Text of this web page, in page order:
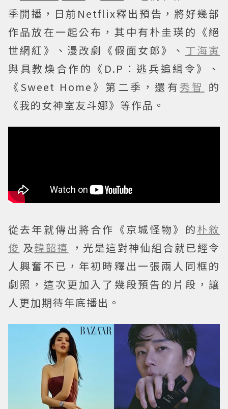
季開播，日前Netflix釋出預告，將好幾部
作品放在一起公布，其中有朴圭瑛的《絕
世網紅》、漫改劇《假面女郎》、 丁海寅
與具教煥合作的《D.P：逃兵追緝令》、
《Sweet Home》第二季，還有 秀智 的
《我的女神室友斗娜》等作品。
從去年就傳出將合作《京城怪物》的朴敘
俊 及韓韶禧
，光是這對神仙組合就已經令
人興奮不已，年初時釋出一張兩人同框的
劇照，這次更加入了幾段預告的片段，讓
人更加期待年底播出。